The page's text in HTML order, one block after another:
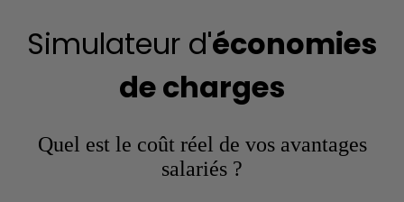
Simulateur d'économies
de charges
Quel est le coût réel de vos avantages
salariés ?